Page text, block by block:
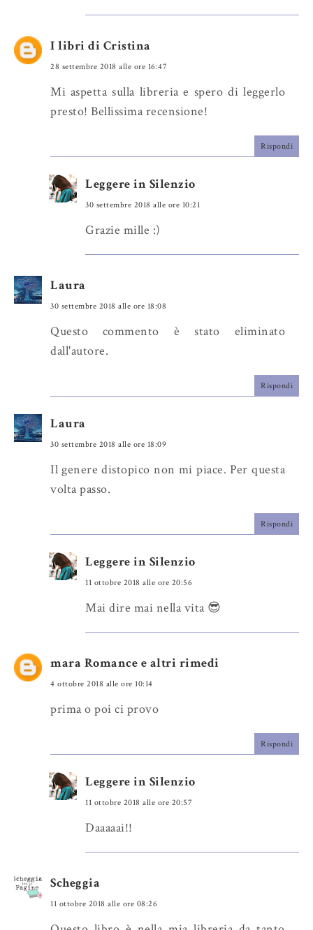
I libri di Cristina
28 settembre 2018 alle ore 16:47
Mi aspetta sulla libreria e spero di leggerlo
presto! Bellissima recensione!
Rispondi
Leggere in Silenzio
30 settembre 2018 alle ore 10:21
Grazie mille :)
Laura
30 settembre 2018 alle ore 18:08
Questo commento è stato eliminato
dall'autore.
Rispondi
Laura
30 settembre 2018 alle ore 18:09
Il genere distopico non mi piace. Per questa
volta passo.
Rispondi
Leggere in Silenzio
11 ottobre 2018 alle ore 20:56
Mai dire mai nella vita 😎
mara Romance e altri rimedi
4 ottobre 2018 alle ore 10:14
prima o poi ci provo
Rispondi
Leggere in Silenzio
11 ottobre 2018 alle ore 20:57
Daaaaai!!
Scheggia
11 ottobre 2018 alle ore 08:26